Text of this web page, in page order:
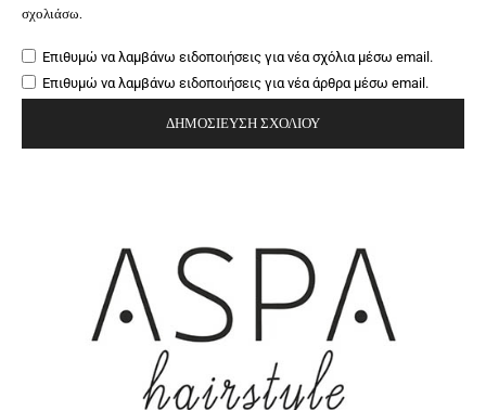
σχολιάσω.
Επιθυμώ να λαμβάνω ειδοποιήσεις για νέα σχόλια μέσω email.
Επιθυμώ να λαμβάνω ειδοποιήσεις για νέα άρθρα μέσω email.